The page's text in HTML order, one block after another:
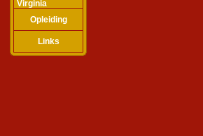
Virginia
Opleiding
Links